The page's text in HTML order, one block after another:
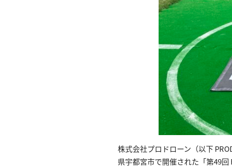
株式会社プロドローン（以下
県宇都宮市で開催された「第49